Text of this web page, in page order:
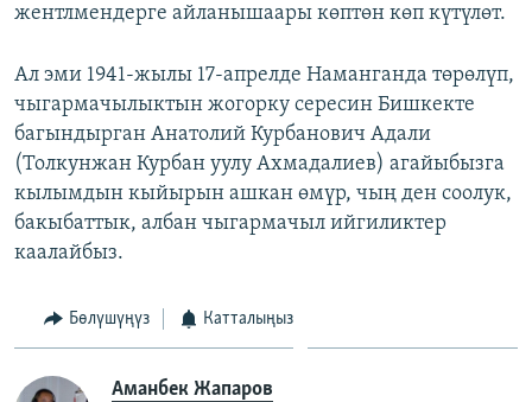
жентлмендерге айланышаары көптөн көп күтүлөт.
Ал эми 1941-жылы 17-апрелде Наманганда төрөлүп,
чыгармачылыктын жогорку сересин Бишкекте
багындырган Анатолий Курбанович Адали
(Толкунжан Курбан уулу Ахмадалиев) агайыбызга
кылымдын кыйырын ашкан өмүр, чың ден соолук,
бакыбаттык, албан чыгармачыл ийгиликтер
каалайбыз.
Бөлүшүңүз Катталыңыз
Аманбек Жапаров